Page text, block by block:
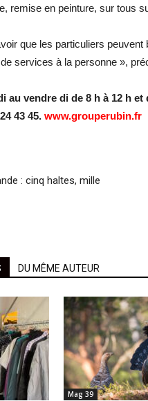
remise en peinture, sur tous
que les particuliers
services à la personne »,
au vendre di de 8 h à 12 h
43 45. www.grouperubin.fr
: cinq haltes, mille
DU MÊME AUTEUR
Mag 39